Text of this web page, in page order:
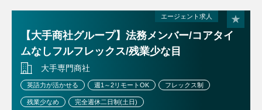
エージェント求人
【大手商社グループ】法務メンバー/コアタイ
ムなしフルフレックス/残業少な目
大手専門商社
英語力が活かせる 週1～2リモートOK フレックス制
残業少なめ 完全週休二日制(土日)